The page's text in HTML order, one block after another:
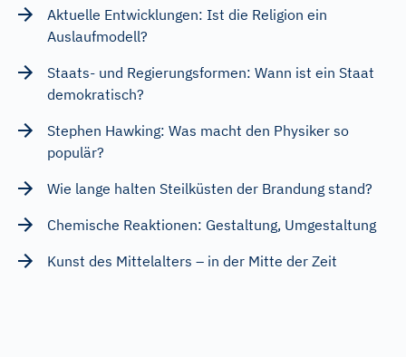
Aktuelle Entwicklungen: Ist die Religion ein
Auslaufmodell?
Staats- und Regierungsformen: Wann ist ein Staat
demokratisch?
Stephen Hawking: Was macht den Physiker so
populär?
Wie lange halten Steilküsten der Brandung stand?
Chemische Reaktionen: Gestaltung, Umgestaltung
Kunst des Mittelalters – in der Mitte der Zeit